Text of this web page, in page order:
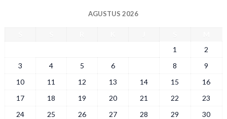
AGUSTUS 2026
1
2
3
4 5 6 8
9
10
11 12 13 14 15
16
17
18 19 20 21 22
23
24
25 26 27 28 29
30